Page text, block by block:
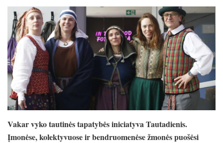
Vakar vyko tautinės tapatybės iniciatyva Tautadienis.
Įmonėse, kolektyvuose ir bendruomenėse žmonės puošėsi